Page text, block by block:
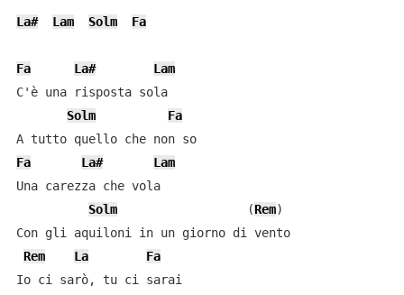
La# Lam Solm Fa
Fa La#
Lam
C'è una risposta sola
Solm
Fa
A tutto quello che non so
Fa
La#
Lam
Una carezza che vola
Solm
                  (
Rem)
Con gli aquiloni in un giorno di vento
Rem
La
Fa
Io ci sarò, tu ci sarai